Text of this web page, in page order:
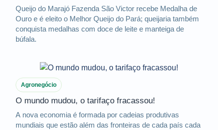
Queijo do Marajó Fazenda São Victor recebe Medalha de
Ouro e é eleito o Melhor Queijo do Pará; queijaria também
conquista medalhas com doce de leite e manteiga de
búfala.
Agronegócio
O mundo mudou, o tarifaço fracassou!
A nova economia é formada por cadeias produtivas
mundiais que estão além das fronteiras de cada país cada